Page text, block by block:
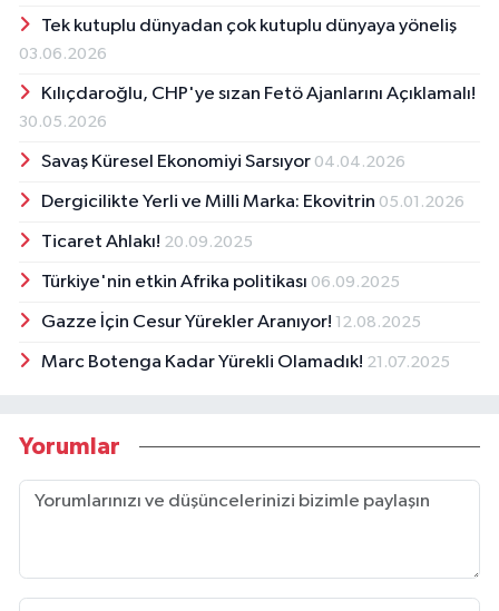
Tek kutuplu dünyadan çok kutuplu dünyaya yöneliş
03.06.2026
Kılıçdaroğlu, CHP'ye sızan Fetö Ajanlarını Açıklamalı!
30.05.2026
Savaş Küresel Ekonomiyi Sarsıyor 04.04.2026
Dergicilikte Yerli ve Milli Marka: Ekovitrin 05.01.2026
Ticaret Ahlakı! 20.09.2025
Türkiye'nin etkin Afrika politikası 06.09.2025
Gazze İçin Cesur Yürekler Aranıyor! 12.08.2025
Marc Botenga Kadar Yürekli Olamadık! 21.07.2025
Yorumlar